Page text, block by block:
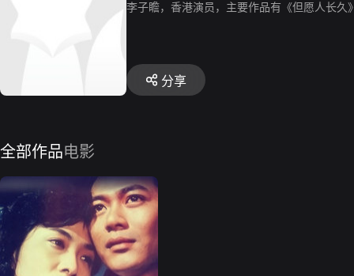
李子瞻，香港演员，主要作品有《但愿人长久
分享
全部作品电影